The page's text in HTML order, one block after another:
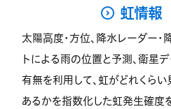
虹情報
太陽高度・方位、降水レーダー・
トによる雨の位置と予測、衛星
有無を利用して、虹がどれくら
あるかを指数化した虹発生確度